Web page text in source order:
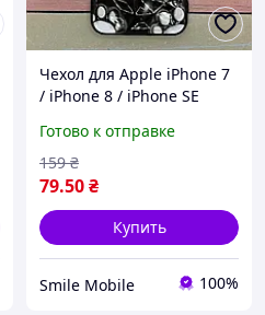
Чехол для Apple iPhone 7
/ iPhone 8 / iPhone SE
пластиковый акрил, с
принтом "Лапки"
Готово к отправке
79.50₴
159 ₴
Купить
Smile Mobile 100%